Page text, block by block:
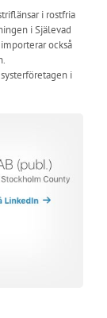
i rostfria
i Själevad
också
i